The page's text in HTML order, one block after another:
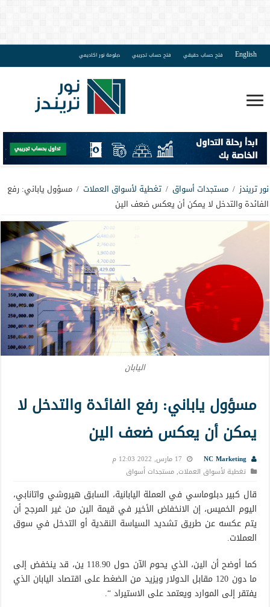
English فتح حساب حقيقي فتح حساب تجريبي دبلومة نور اكاديمي
نور تريندز / مستجدات أسواق / تغطية لأسواق العملات / مسؤول ياباني: رفع
الفائدة والتدخل لا يمكن أن يعكس ضعف الين
اليابان
مسؤول ياباني: رفع الفائدة والتدخل لا
يمكن أن يعكس ضعف الين
NC Marketing
17 مارس, 2022 12:03 م
تغطية لأسواق العملات,مستجدات أسواق
قال كبير دبلوماسي في العملة اليابانية، السابق هيروشي واتانابي،
اليوم الخميس، إن الانخفاض الأخير في قيمة الين من غير المرجح أن
يتم عكسه عن طريق تشديد السياسة النقدية أو التدخل في سوق
العملات.
كما أوضح أن الين، الذي يحوم الآن حول 118.90 ين، قد ينخفض ​​إلى
ما دون 120 مقابل الدولار ويزيد من الضغط على اقتصاد اليابان الذي
يفتقر إلى الموارد ويعتمد على الاستيراد “.